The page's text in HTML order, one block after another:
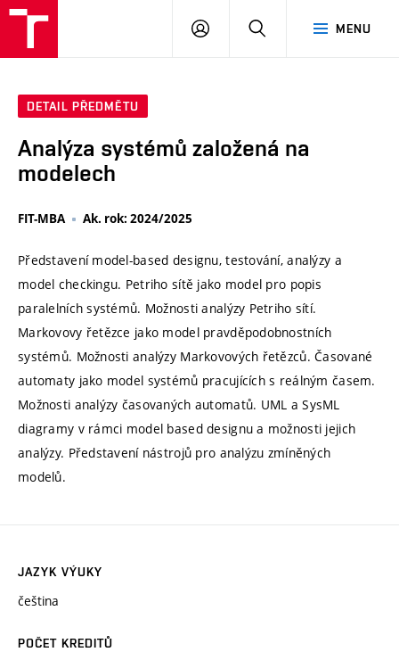
MENU
PŘIHLÁSIT
DETAIL PŘEDMĚTU
Analýza systémů založená na
modelech
FIT-MBA Ak. rok: 2024/2025
Představení model-based designu, testování, analýzy a
model checkingu. Petriho sítě jako model pro popis
paralelních systémů. Možnosti analýzy Petriho sítí.
Markovovy řetězce jako model pravděpodobnostních
systémů. Možnosti analýzy Markovových řetězců. Časované
automaty jako model systémů pracujících s reálným časem.
Možnosti analýzy časovaných automatů. UML a SysML
diagramy v rámci model based designu a možnosti jejich
analýzy. Představení nástrojů pro analýzu zmíněných
modelů.
JAZYK VÝUKY
čeština
POČET KREDITŮ